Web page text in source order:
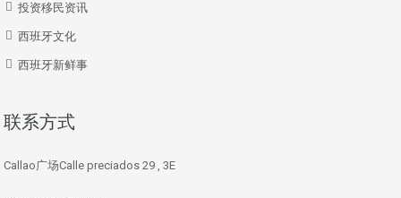
投资移民资讯
西班牙文化
西班牙新鲜事
联系方式
Callao广场Calle preciados 29 , 3E